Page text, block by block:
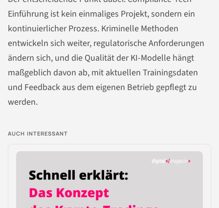
Einführung ist kein einmaliges Projekt, sondern ein
kontinuierlicher Prozess. Kriminelle Methoden
entwickeln sich weiter, regulatorische Anforderungen
ändern sich, und die Qualität der KI-Modelle hängt
maßgeblich davon ab, mit aktuellen Trainingsdaten
und Feedback aus dem eigenen Betrieb gepflegt zu
werden.
AUCH INTERESSANT